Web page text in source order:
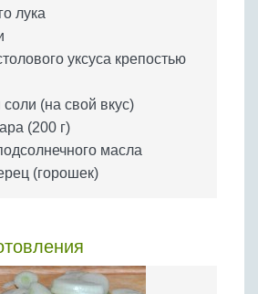
лука
уксуса крепостью
соли (на свой вкус)
(200 г)
масла
(горошек)